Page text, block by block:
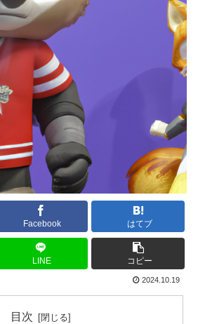
Facebook はてブ
LINE コピー
2024.10.19
目次